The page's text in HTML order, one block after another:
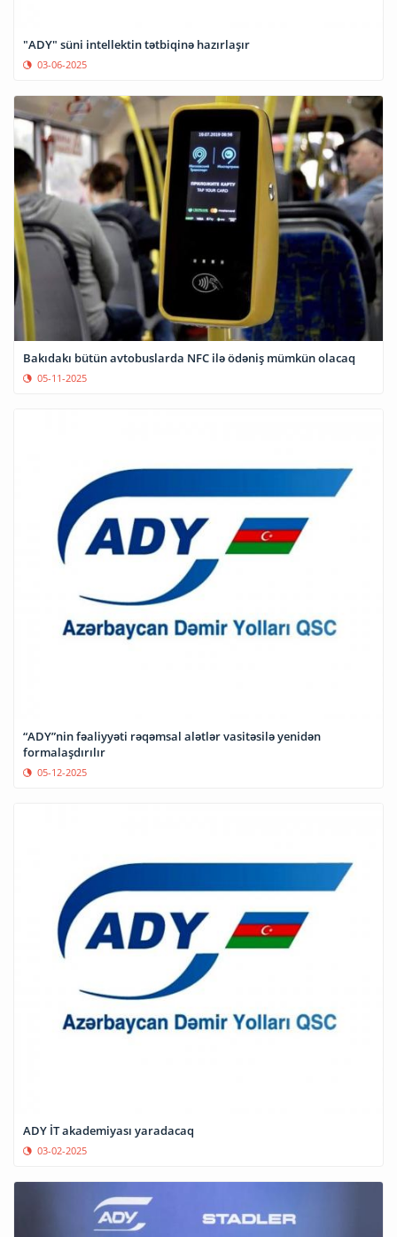
"ADY" süni intellektin tətbiqinə hazırlaşır
03-06-2025
Bakıdakı bütün avtobuslarda NFC ilə ödəniş mümkün olacaq
05-11-2025
“ADY”nin fəaliyyəti rəqəmsal alətlər vasitəsilə yenidən
formalaşdırılır
05-12-2025
ADY İT akademiyası yaradacaq
03-02-2025